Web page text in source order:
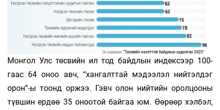
Монгол Улс төсвийн ил тод байдлын индексээр 100-
гаас 64 оноо авч, “хангалттай мэдээлэл нийтэлдэг
орон”-ы тоонд оржээ. Гэвч олон нийтийн оролцооны
түвшин ердөө 35 оноотой байгаа юм. Өөрөөр хэлбэл,